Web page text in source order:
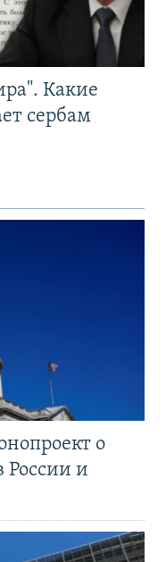
Какие
сербам
о
России и